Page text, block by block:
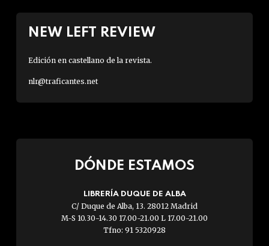
NEW LEFT REVIEW
Edición en castellano de la revista.
nlr@traficantes.net
DÓNDE ESTAMOS
LIBRERÍA DUQUE DE ALBA
C/ Duque de Alba, 13. 28012 Madrid
M-S 10.30-14.30 17.00-21.00 L 17.00-21.00
Tfno: 91 5320928